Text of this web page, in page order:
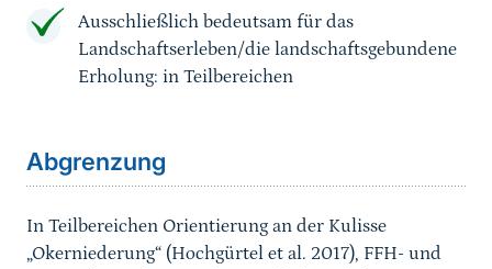
Ausschließlich bedeutsam für das
Landschaftserleben/die landschaftsgebundene
Erholung: in Teilbereichen
Abgrenzung
In Teilbereichen Orientierung an der Kulisse
„Okerniederung“ (Hochgürtel et al. 2017), FFH- und